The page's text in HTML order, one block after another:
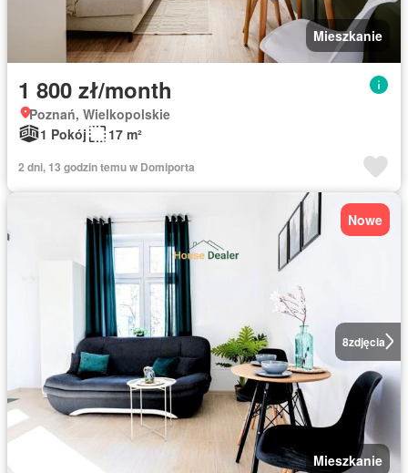
Mieszkanie
1 800 zł/month
Poznań, Wielkopolskie
1 Pokój
17 m²
2 dni, 13 godzin temu w Domiporta
8zdjęcia
Nowe
Mieszkanie